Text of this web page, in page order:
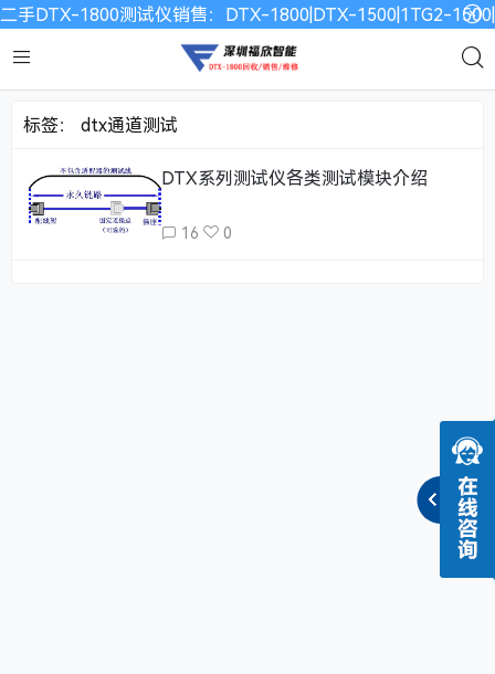
二手DTX-1800测试仪销售：DTX-1800|DTX-1500|1TG2-
标签： dtx通道测试
DTX系列测试仪各类测试模块介绍
16 0